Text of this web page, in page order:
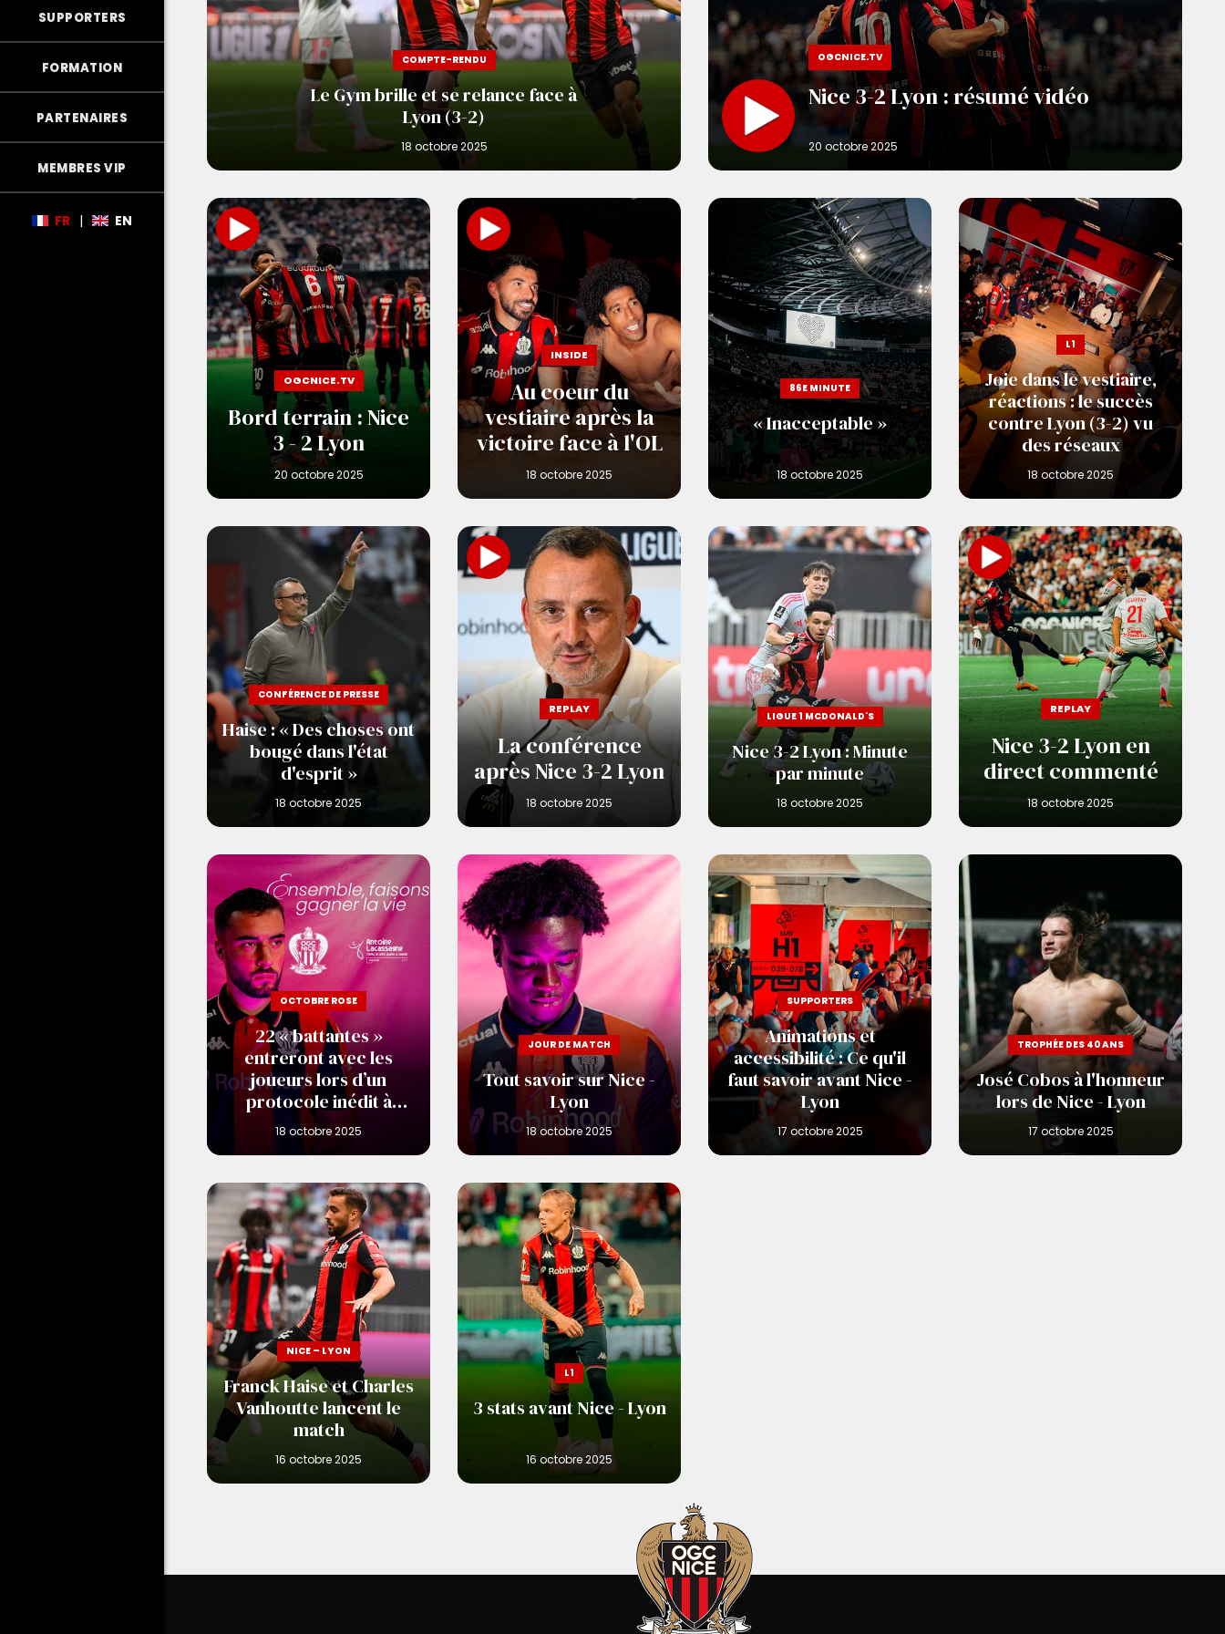
SUPPORTERS
FORMATION
PARTENAIRES
MEMBRES VIP
FR | EN
OGCNICE.TV
Bord terrain : Nice
3 - 2 Lyon
OGCNICE.TV
Nice 3-2 Lyon : résumé vidéo
INSIDE
Au coeur du
vestiaire après la
victoire face à l'OL
86E MINUTE
« Inacceptable »
L1
Joie dans le vestiaire,
réactions : le succès
contre Lyon (3-2) vu
des réseaux
CONFÉRENCE DE PRESSE
Haise : « Des choses ont
bougé dans l'état
d'esprit »
COMPTE-RENDU
Le Gym brille et se relance face à
Lyon (3-2)
REPLAY
La conférence
après Nice 3-2 Lyon
LIGUE 1 MCDONALD'S
Nice 3-2 Lyon : Minute
par minute
REPLAY
Nice 3-2 Lyon en
direct commenté
OCTOBRE ROSE
22 « battantes »
entreront avec les
joueurs lors d’un
protocole inédit à
l’Allianz Riviera
JOUR DE MATCH
Tout savoir sur Nice -
Lyon
SUPPORTERS
Animations et
accessibilité : Ce qu'il
faut savoir avant Nice -
Lyon
TROPHÉE DES 40 ANS
José Cobos à l'honneur
lors de Nice - Lyon
NICE – LYON
Franck Haise et Charles
Vanhoutte lancent le
match
L1
3 stats avant Nice - Lyon